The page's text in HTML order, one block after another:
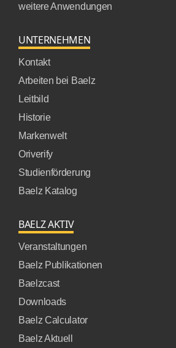
weitere Anwendungen
UNTERNEHMEN
Kontakt
Arbeiten bei Baelz
Leitbild
Historie
Markenwelt
Oriverify
Studienförderung
Baelz Katalog
BAELZ AKTIV
Veranstaltungen
Baelz Publikationen
Baelzcast
Downloads
Baelz Calculator
Baelz Aktuell